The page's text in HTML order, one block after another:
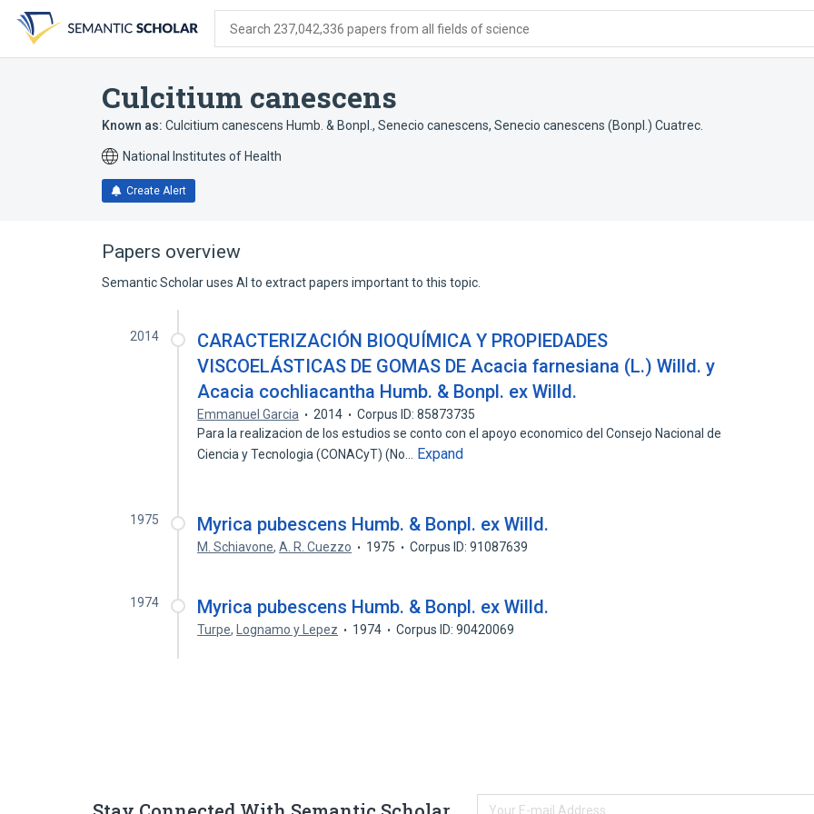
search
form
content
account
menu
Search 237,042,336 papers from all fields of science
Culcitium canescens
Known as: Culcitium canescens Humb. & Bonpl. , Senecio canescens, Senecio canescens (Bonpl.) Cuatrec.
National Institutes of Health
Create Alert
Papers overview
Semantic Scholar uses AI to extract papers important to this topic.
2014
CARACTERIZACIÓN BIOQUÍMICA Y PROPIEDADES
VISCOELÁSTICAS DE GOMAS DE Acacia farnesiana (L.) Willd. y
Acacia cochliacantha Humb. & Bonpl. ex Willd.
Emmanuel Garcia 2014
Corpus ID: 85873735
Para la realizacion de los estudios se conto con el apoyo economico del Consejo Nacional de
Ciencia y Tecnologia (CONACyT) (No…
Expand
1975 Myrica pubescens Humb. & Bonpl. ex Willd.
M. Schiavone,A. R. Cuezzo 1975 Corpus ID: 91087639
1974 Myrica pubescens Humb. & Bonpl. ex Willd.
Turpe, Lognamo y Lepez 1974 Corpus ID: 90420069